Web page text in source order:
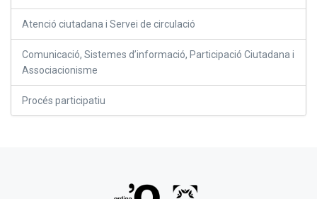
Atenció ciutadana i Servei de circulació
Comunicació, Sistemes d’informació, Participació Ciutadana i
Associacionisme
Procés participatiu